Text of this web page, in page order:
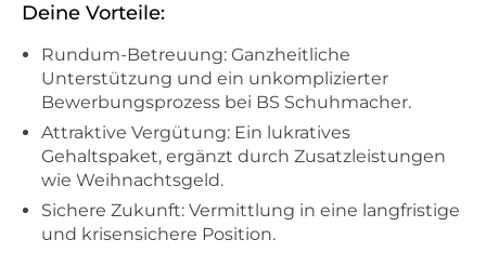
Deine Vorteile:
Rundum-Betreuung: Ganzheitliche
Unterstützung und ein unkomplizierter
Bewerbungsprozess bei BS Schuhmacher.
Attraktive Vergütung: Ein lukratives
Gehaltspaket, ergänzt durch Zusatzleistungen
wie Weihnachtsgeld.
Sichere Zukunft: Vermittlung in eine langfristige
und krisensichere Position.